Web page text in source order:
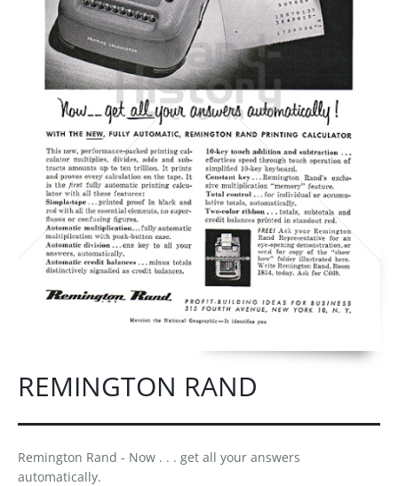
REMINGTON RAND
Remington Rand - Now . . . get all your answers
automatically.